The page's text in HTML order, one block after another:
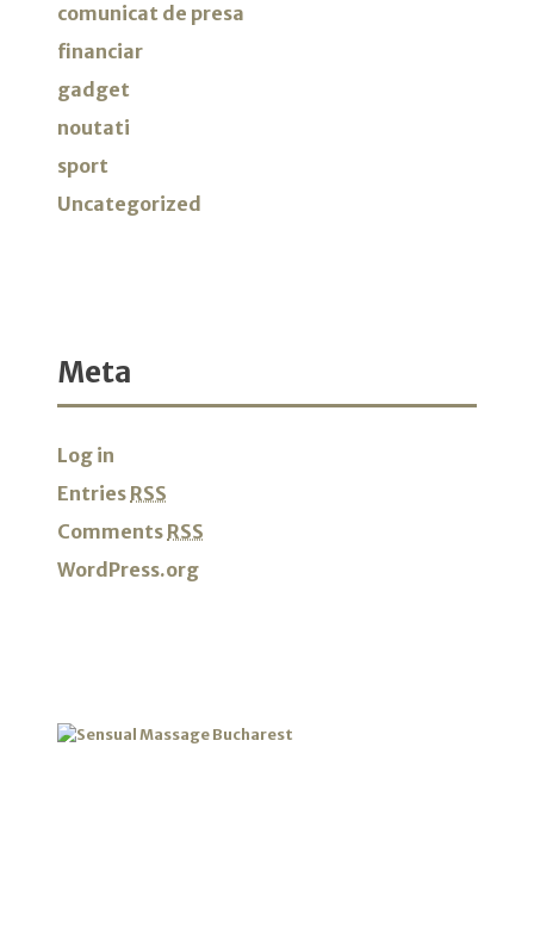
comunicat de presa
financiar
gadget
noutati
sport
Uncategorized
Meta
Log in
Entries RSS
Comments RSS
WordPress.org